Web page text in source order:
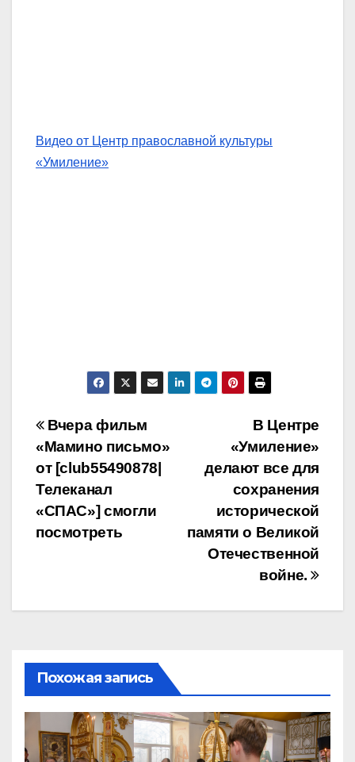
Видео от Центр православной культуры
«Умиление»
Навигация
по
записям
В Центре
«Умиление»
делают все для
сохранения
исторической
памяти о Великой
Отечественной
войне.
Вчера фильм
«Мамино письмо»
от [club55490878|
Телеканал
«СПАС»] смогли
посмотреть
Похожая запись